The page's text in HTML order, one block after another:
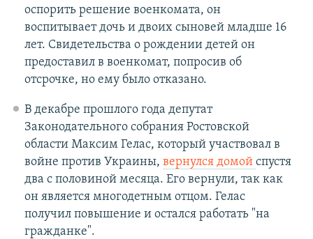
оспорить решение военкомата, он
воспитывает дочь и двоих сыновей младше 16
лет. Свидетельства о рождении детей он
предоставил в военкомат, попросив об
отсрочке, но ему было отказано.
В декабре прошлого года депутат
Законодательного собрания Ростовской
области Максим Гелас, который участвовал в
войне против Украины, вернулся домой спустя
два с половиной месяца. Его вернули, так как
он является многодетным отцом. Гелас
получил повышение и остался работать "на
гражданке".